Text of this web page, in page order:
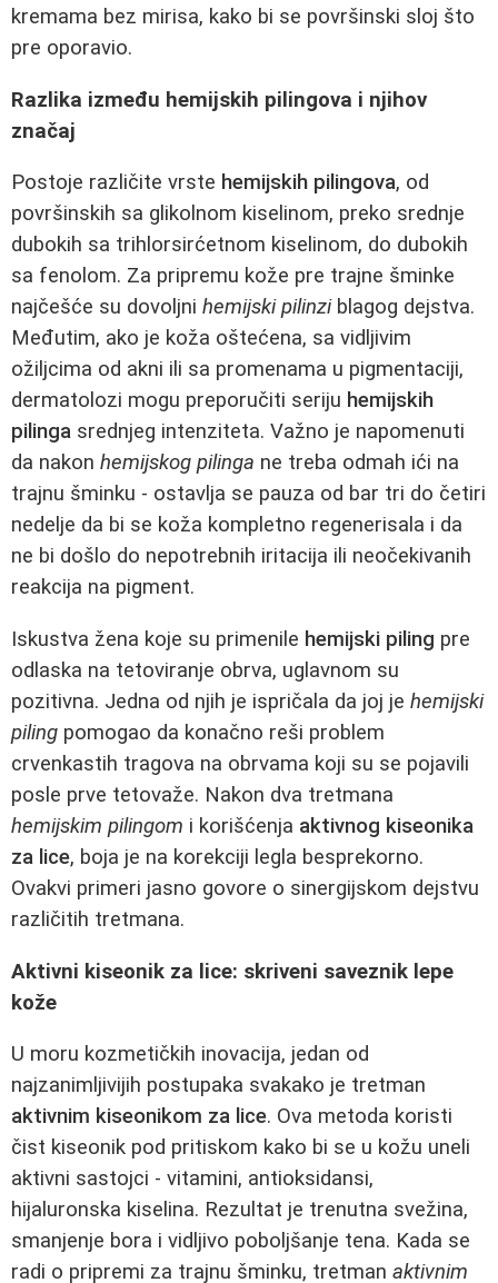
kremama bez mirisa, kako bi se površinski sloj što
pre oporavio.
Razlika između hemijskih pilingova i njihov
značaj
Postoje različite vrste hemijskih pilingova, od
površinskih sa glikolnom kiselinom, preko srednje
dubokih sa trihlorsirćetnom kiselinom, do dubokih
sa fenolom. Za pripremu kože pre trajne šminke
najčešće su dovoljni hemijski pilinziblagog dejstva.
Međutim, ako je koža oštećena, sa vidljivim
ožiljcima od akni ili sa promenama u pigmentaciji,
dermatolozi mogu preporučiti seriju hemijskih
pilinga srednjeg intenziteta. Važno je napomenuti
da nakon hemijskog pilinga ne treba odmah ići na
trajnu šminku - ostavlja se pauza od bar tri do četiri
nedelje da bi se koža kompletno regenerisala i da
ne bi došlo do nepotrebnih iritacija ili neočekivanih
reakcija na pigment.
Iskustva žena koje su primenile hemijski piling pre
odlaska na tetoviranje obrva, uglavnom su
pozitivna. Jedna od njih je ispričala da joj je hemijski
piling pomogao da konačno reši problem
crvenkastih tragova na obrvama koji su se pojavili
posle prve tetovaže. Nakon dva tretmana
hemijskim pilingom i korišćenja aktivnog kiseonika
za lice, boja je na korekciji legla besprekorno.
Ovakvi primeri jasno govore o sinergijskom dejstvu
različitih tretmana.
Aktivni kiseonik za lice: skriveni saveznik lepe
kože
U moru kozmetičkih inovacija, jedan od
najzanimljivijih postupaka svakako je tretman
aktivnim kiseonikom za lice. Ova metoda koristi
čist kiseonik pod pritiskom kako bi se u kožu uneli
aktivni sastojci - vitamini, antioksidansi,
hijaluronska kiselina. Rezultat je trenutna svežina,
smanjenje bora i vidljivo poboljšanje tena. Kada se
radi o pripremi za trajnu šminku, tretman aktivnim